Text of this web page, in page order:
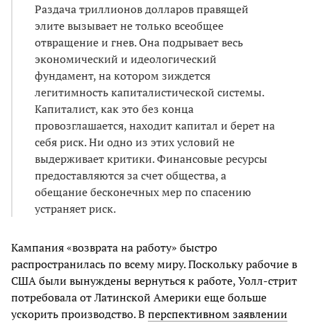
Раздача триллионов долларов правящей
элите вызывает не только всеобщее
отвращение и гнев. Она подрывает весь
экономический и идеологический
фундамент, на котором зиждется
легитимность капиталистической системы.
Капиталист, как это без конца
провозглашается, находит капитал и берет на
себя риск. Ни одно из этих условий не
выдерживает критики. Финансовые ресурсы
предоставляются за счет общества, а
обещание бесконечных мер по спасению
устраняет риск.
Кампания «возврата на работу» быстро
распространилась по всему миру. Поскольку рабочие в
США были вынуждены вернуться к работе, Уолл-стрит
потребовала от Латинской Америки еще больше
ускорить производство. В перспективном заявлении